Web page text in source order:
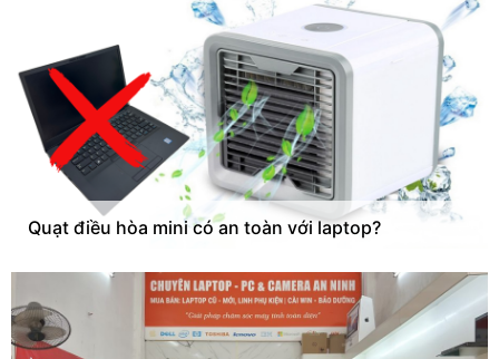
Quạt điều hòa mini có an toàn với laptop?